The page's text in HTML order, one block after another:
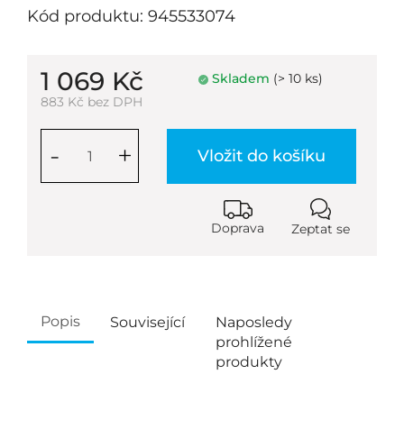
Kód produktu: 945533074
1 069 Kč
883 Kč bez DPH
Skladem (> 10 ks)
+
- Vložit do košíku
Doprava Zeptat se
Popis Související
Naposledy
prohlížené
produkty